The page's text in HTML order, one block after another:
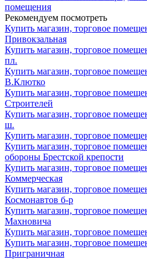
помещения
Рекомендуем посмотреть
Купить магазин, торговое
Привокзальная
Купить магазин, торговое
пл.
Купить магазин, торговое
В.Клютко
Купить магазин, торговое
Строителей
Купить магазин, торговое
ш.
Купить магазин, торговое
Купить магазин, торговое
обороны Брестской крепости
Купить магазин, торговое
Коммерческая
Купить магазин, торговое
Космонавтов б-р
Купить магазин, торговое
Махновича
Купить магазин, торговое
Купить магазин, торговое
Приграничная